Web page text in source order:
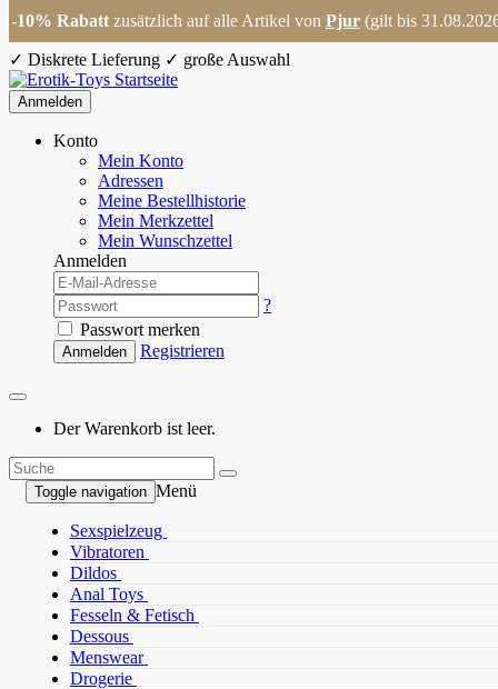
✓ Diskrete Lieferung ✓ große Auswahl
Anmelden
Konto
Mein Konto
Adressen
Meine Bestellhistorie
Mein Merkzettel
Mein Wunschzettel
Anmelden
?
Passwort merken
Anmelden Registrieren
Der Warenkorb ist leer.
Toggle navigation Menü
Sexspielzeug
Vibratoren
Dildos
Anal Toys
Fesseln & Fetisch
Dessous
Menswear
Drogerie
-10% Rabatt zusätzlich auf alle Artikel von Pjur (gilt bis